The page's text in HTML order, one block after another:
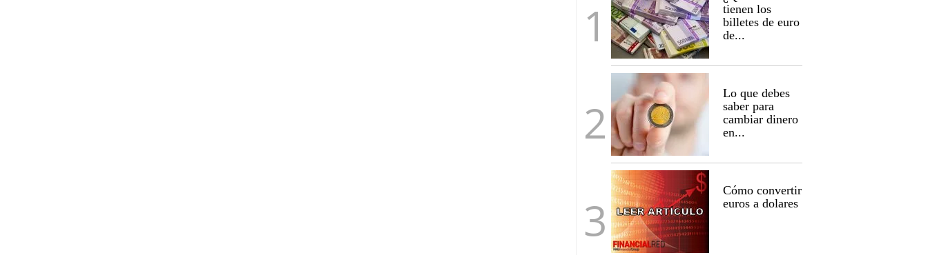
tienen los
billetes de euro
de...
Lo que debes
saber para
cambiar dinero
en...
Cómo convertir
euros a dolares